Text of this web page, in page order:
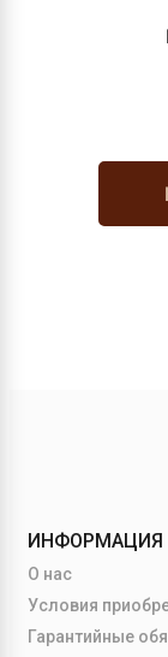
ИНФОРМАЦИЯ
О нас
Условия
Гарантийные